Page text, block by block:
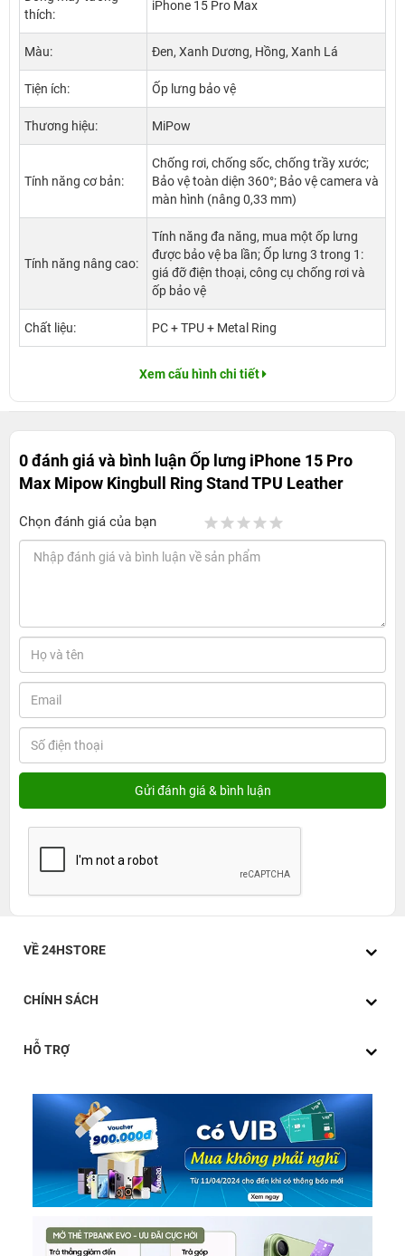
thích:
iPhone 15 Pro Max
Màu: Đen, Xanh Dương, Hồng, Xanh Lá
Tiện ích: Ốp lưng bảo vệ
Thương hiệu: MiPow
Tính năng cơ bản:
Chống rơi, chống sốc, chống trầy xước;
Bảo vệ toàn diện 360°; Bảo vệ camera và
màn hình (nâng 0,33 mm)
Tính năng nâng cao:
Tính năng đa năng, mua một ốp lưng
được bảo vệ ba lần; Ốp lưng 3 trong 1:
giá đỡ điện thoại, công cụ chống rơi và
ốp bảo vệ
Chất liệu: PC + TPU + Metal Ring
Xem cấu hình chi tiết
0 đánh giá và bình luậnỐp lưng iPhone 15 Pro
Max Mipow Kingbull Ring Stand TPU Leather
Chọn đánh giá của bạn
VỀ 24HSTORE
CHÍNH SÁCH
HỖ TRỢ